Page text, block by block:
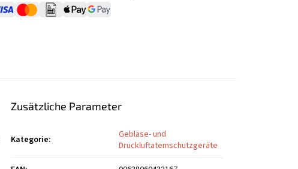
Zusätzliche Parameter
Kategorie:
Gebläse- und
Druckluftatemschutzgeräte